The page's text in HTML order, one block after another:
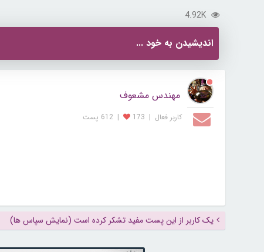
4.92K
اندیشیدن به خود ...
مهندس مشعوف
کاربر فعال |
173
| 612 پست
یک کاربر از این پست مفید تشکر کرده است (نمایش سپاس ها)